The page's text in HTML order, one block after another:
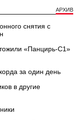
АРХИВ
снятия с
«Панцирь-С1»
за один день
в другие